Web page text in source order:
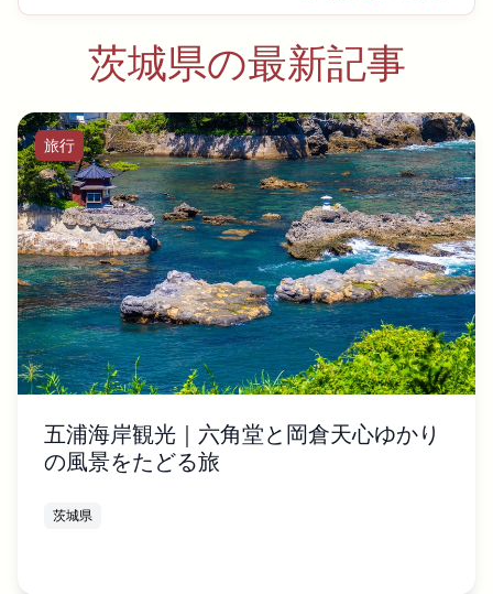
茨城県の最新記事
旅行
五浦海岸観光｜六角堂と岡倉天心ゆかり
の風景をたどる旅
茨城県